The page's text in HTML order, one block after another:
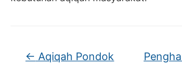
← Aqiqah Pondok